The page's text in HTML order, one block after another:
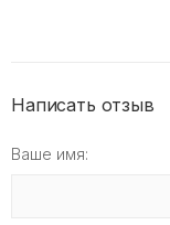
Написать отзыв
Ваше имя: